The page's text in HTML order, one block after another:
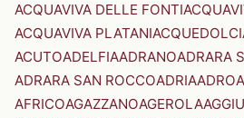
ACQUAVIVA DELLE FONTI
ACQUAVIVA PLATANIACQUEDOLCI
ACUTOADELFIAADRANOADRARA
ADRARA SAN ROCCOADRIAADRO
AFRICOAGAZZANOAGEROLA